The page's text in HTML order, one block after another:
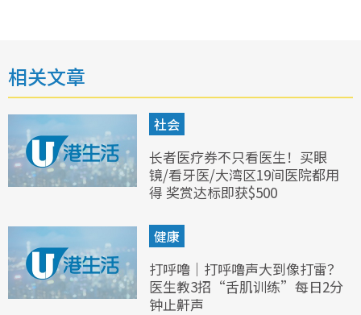
相关文章
社会
长者医疗券不只看医生！买眼
镜/看牙医/大湾区19间医院都用
得 奖赏达标即获$500
健康
打呼噜｜打呼噜声大到像打雷？
医生教3招“舌肌训练”每日2分
钟止鼾声